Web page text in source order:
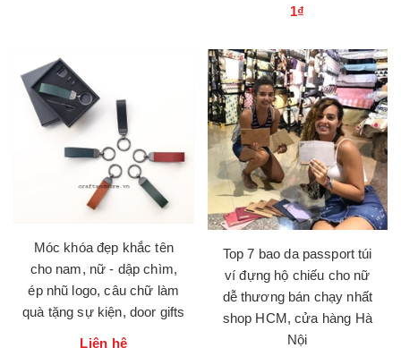
1₫
Móc khóa đẹp khắc tên
cho nam, nữ - dập chìm,
ép nhũ logo, câu chữ làm
quà tặng sự kiện, door gifts
Liên hệ
Top 7 bao da passport túi
ví đựng hộ chiếu cho nữ
dễ thương bán chạy nhất
shop HCM, cửa hàng Hà
Nội